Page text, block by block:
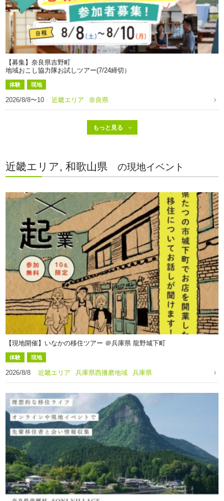
【募集】奈良県吉野町
地域おこし協力隊お試しツアー(7/24締切）
体験 現地
2026/8/8〜10 近畿エリア 奈良県
近畿エリア, 和歌山県 の現地イベント
【現地開催】いなかの移住ツアー ＠兵庫県 龍野城下町
体験 現地
2026/8/8 近畿エリア 兵庫県西播磨地域 兵庫県